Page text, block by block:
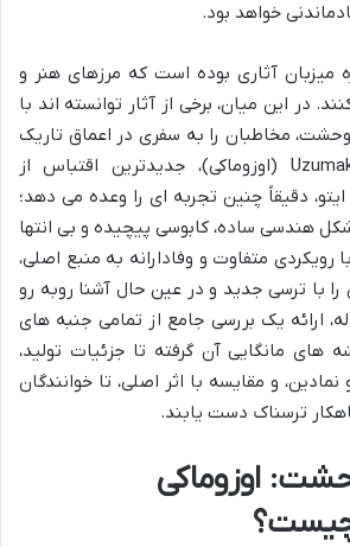
خواهد بود.
میزبان آثاری بوده است که مرزهای هنر و
در این میان، برخی از آثار توانسته اند با
مخاطبان را به سفری در اعماق تاریک
(اوزوماکی)، جدیدترین اقتباس از
دقیقاً چنین تجربه ای را وعده می دهد؛
هندسی ساده، کابوسی پیچیده و بی انتها
رویکردی متفاوت و وفادارانه به منبع اصلی،
را با ترسی جدید و در عین حال آشنا روبه رو
ارائه یک بررسی جامع از تمامی جنبه های
های مانگایی آن گرفته تا جزئیات تولید،
و مقایسه با اثر اصلی، تا خوانندگان
ترسناک دست یابند.
اوزوماکی